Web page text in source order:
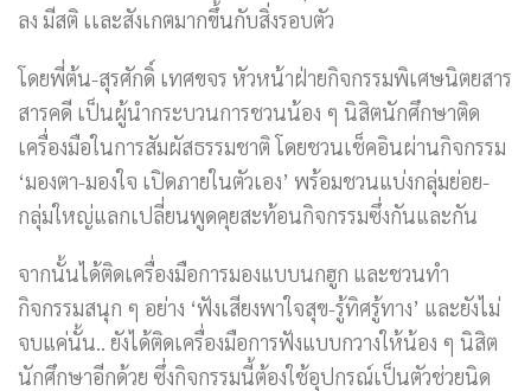
ลง มีสติ เเละสังเกตมากขึ้นกับสิ่งรอบตัว
โดยพี่ต้น-สุรศักดิ์ เทศขจร หัวหน้าฝ่ายกิจกรรมพิเศษนิตยสาร
สารคดี เป็นผู้นำกระบวนการชวนน้อง ๆ นิสิตนักศึกษาติด
เครื่องมือในการสัมผัสธรรมชาติ โดยชวนเช็คอินผ่านกิจกรรม
‘มองตา-มองใจ เปิดภายในตัวเอง’ พร้อมชวนแบ่งกลุ่มย่อย-
กลุ่มใหญ่แลกเปลี่ยนพูดคุยสะท้อนกิจกรรมซึ่งกันและกัน
จากนั้นได้ติดเครื่องมือการมองแบบนกฮูก และชวนทำ
กิจกรรมสนุก ๆ อย่าง ‘ฟังเสียงพาใจสุข-รู้ทิศรู้ทาง’ และยังไม่
จบแค่นั้น.. ยังได้ติดเครื่องมือการฟังแบบกวางให้น้อง ๆ นิสิต
นักศึกษาอีกด้วย ซึ่งกิจกรรมนี้ต้องใช้อุปกรณ์เป็นตัวช่วยนิด